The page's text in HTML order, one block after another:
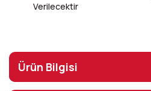
Verilecektir
Ürün Bilgisi